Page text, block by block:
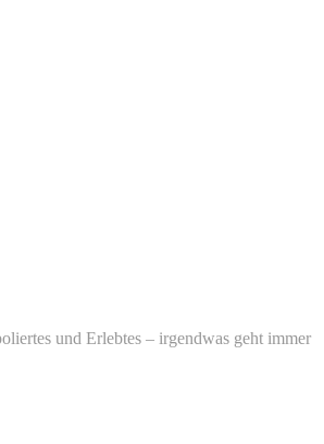
und Erlebtes – irgendwas geht immer